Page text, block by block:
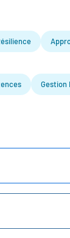
Gestion